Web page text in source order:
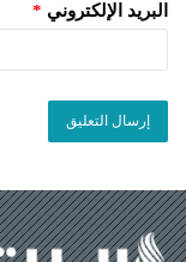
البريد الإلكتروني *